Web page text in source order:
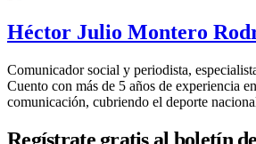
Héctor Julio Montero
Comunicador social y periodista,
Cuento con más de 5 años de experiencia
comunicación, cubriendo el deporte